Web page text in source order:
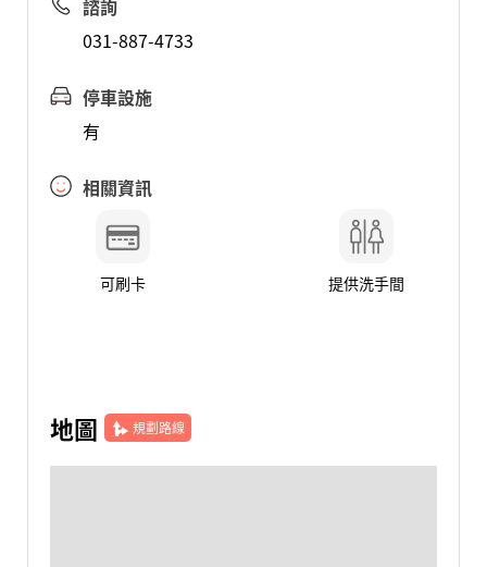
諮詢
031-887-4733
停車設施
有
相關資訊
可刷卡 提供洗手間
地圖 規劃路線